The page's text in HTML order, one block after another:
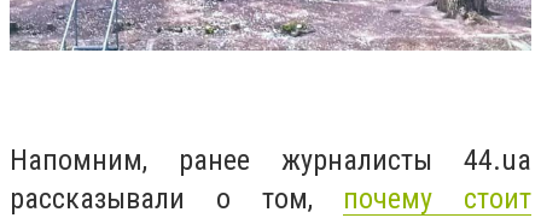
Напомним, ранее журналисты 44.ua
рассказывали о том, почему стоит